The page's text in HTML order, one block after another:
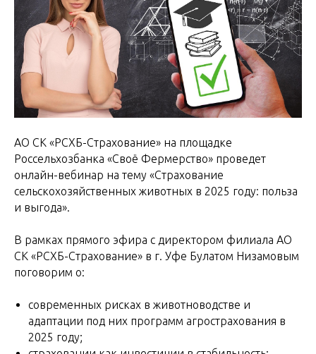
АО СК «РСХБ-Страхование» на площадке
Россельхозбанка «Своё Фермерство» проведет
онлайн-вебинар на тему «Страхование
сельскохозяйственных животных в 2025 году: польза
и выгода».
В рамках прямого эфира с директором филиала АО
СК «РСХБ-Страхование» в г. Уфе Булатом Низамовым
поговорим о:
современных рисках в животноводстве и
адаптации под них программ агрострахования в
2025 году;